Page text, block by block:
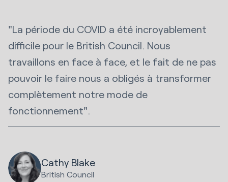
Cathy Blake
British Council
"La période du COVID a été incroyablement
difficile pour le British Council. Nous
travaillons en face à face, et le fait de ne pas
pouvoir le faire nous a obligés à transformer
complètement notre mode de
fonctionnement".